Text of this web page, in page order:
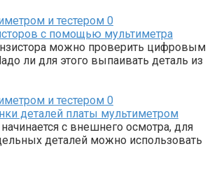
и тестером 0
с помощью мультиметра
можно проверить цифровым
ли для этого выпаивать деталь из
и тестером 0
деталей платы мультиметром
с внешнего осмотра, для
деталей можно использовать